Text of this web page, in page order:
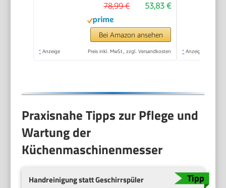
Pürieren und Teig
Kneten, Express-
Serve, 1,3 l
Arbeitsbehälter, 650
53,83 €
78,99 €
Bei Amazon ansehen
* Anzeige Preis inkl. MwSt., zzgl. Versandkosten * Anzeige
Praxisnahe Tipps zur Pflege und
Wartung der
Küchenmaschinenmesser
Handreinigung statt Geschirrspüler